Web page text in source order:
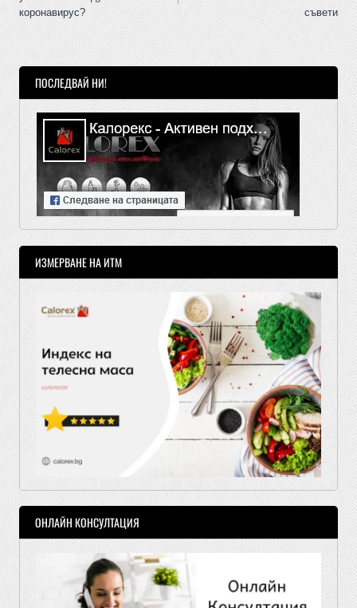
коронавирус?
съвети
ПОСЛЕДВАЙ НИ!
ИЗМЕРВАНЕ НА ИТМ
ОНЛАЙН КОНСУЛТАЦИЯ